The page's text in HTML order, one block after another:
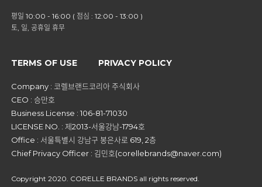
평일 10:00 - 16:00 ( 점심 : 12:00 - 13:00 )
토, 일, 공휴일 휴무
TERMS OF USE PRIVACY POLICY
Company : 코렐브랜드코리아 주식회사
CEO : 승만호
Business License : 106-81-71030
LICENSE NO. : 제2013-서울강남-1794호
Office : 서울특별시 강남구 봉은사로 619, 2층
Chief Privacy Officer : 김민호(corellebrands@naver.com)
Copyright 2020. CORELLE BRANDS all rights reserved.